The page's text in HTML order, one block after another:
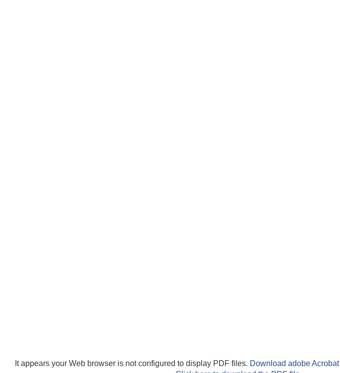
It appears your Web browser is not configured to display PDF files. Download adobe Acrobat